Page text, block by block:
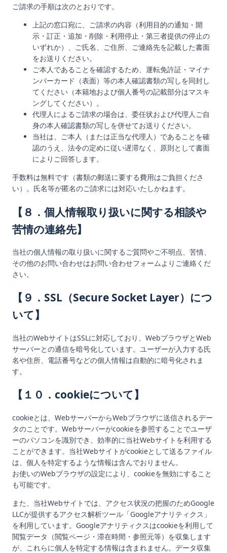
ご請求の手順は次のとおりです。
上記の窓口宛に、ご請求の内容（利用目的の通知・開
示・訂正・追加・削除・利用停止・第三者提供の停止の
いずれか）、ご氏名、ご住所、ご連絡先を記載した書面
をお送りください。
ご本人であることを確認するため、運転免許証・マイナ
ンバーカード（表面）等の本人確認書類の写しを同封し
てください（本籍地および個人番号の記載部分はマスキ
ングしてください）。
代理人によるご請求の場合は、委任状および代理人ご自
身の本人確認書類の写しを併せてお送りください。
当社は、ご本人（または正当な代理人）であることを確
認のうえ、法令の定めに従い遅滞なく、原則として書面
によりご回答します。
手数料は無料です（書類の郵送に要する費用はご負担くださ
い）。氏名等が匿名のご請求には対応いたしかねます。
【８．個人情報取り扱いに関する相談や
苦情の連絡先】
当社の個人情報の取り扱いに関するご質問やご不明点、苦情、
その他のお問い合わせはお問い合わせフォームよりご連絡くだ
さい。
【９．SSL（Secure Socket Layer）につ
いて】
当社のWebサイトはSSLに対応しており、WebブラウザとWeb
サーバーとの通信を暗号化しています。ユーザーが入力する氏
名や住所、電話番号などの個人情報は自動的に暗号化されま
す。
【１０．cookieについて】
cookieとは、WebサーバーからWebブラウザに送信されるデー
タのことです。Webサーバーがcookieを参照することでユーザ
ーのパソコンを識別でき、効率的に当社Webサイトを利用する
ことができます。当社Webサイトがcookieとして送るファイル
は、個人を特定するような情報は含んでおりません。
お使いのWebブラウザの設定により、cookieを無効にすること
も可能です。
また、当社Webサイトでは、アクセス状況の把握のためGoogle
LLCが提供するアクセス解析ツール「Googleアナリティクス」
を利用しています。Googleアナリティクスはcookieを利用して
閲覧データ（閲覧ページ・滞在時間・参照元等）を収集します
が、これらに個人を特定する情報は含まれません。データ収集